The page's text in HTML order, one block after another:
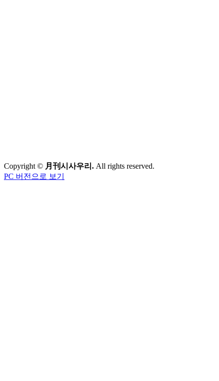
Copyright © 月刊시사우리. All rights reserved.
PC 버전으로 보기